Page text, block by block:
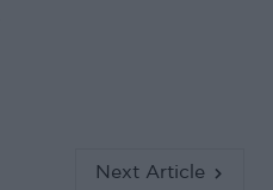
Next Article